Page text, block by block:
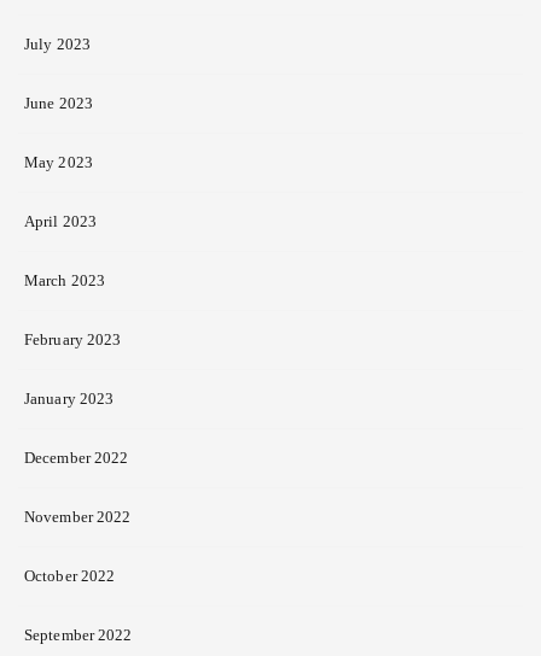
July 2023
June 2023
May 2023
April 2023
March 2023
February 2023
January 2023
December 2022
November 2022
October 2022
September 2022